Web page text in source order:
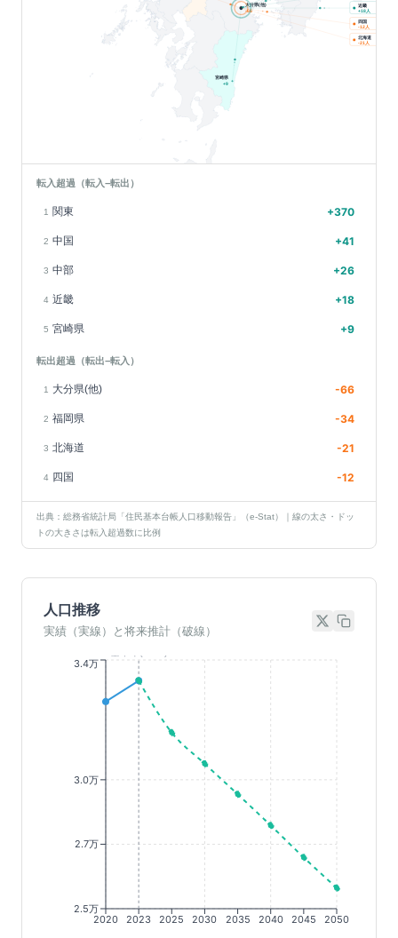
宮崎県
+9
大分県(他)
-66
近畿
+18人
四国
-12人
北海道
-21人
転入超過（転入−転出）
1 関東 +370
2 中国 +41
3 中部 +26
4 近畿 +18
5 宮崎県 +9
転出超過（転出−転入）
1 大分県(他) -66
2 福岡県 -34
3 北海道 -21
4 四国 -12
出典：総務省統計局「住民基本台帳人口移動報告」（e-Stat）｜線の太さ・ドッ
トの大きさは転入超過数に比例
人口推移
実績（実線）と将来推計（破線）
2020 2023 2025 2030 2035 2040 2045 2050
2.5万
2.7万
3.0万
3.4万